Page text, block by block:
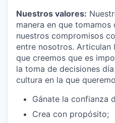
Nuestros valores:
manera en que
nuestros compromisos
entre nosotros. Articulan
que creemos que es
la toma de decisiones
cultura en la que
Gánate la confianza
Crea con propósito;